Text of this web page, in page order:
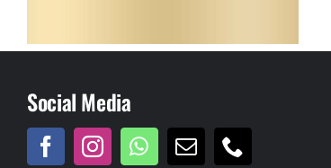
Social Media